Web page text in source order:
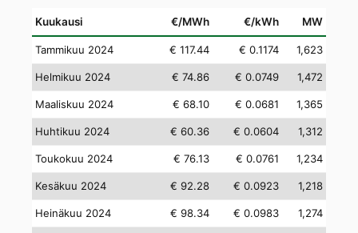
Kuukausi €/MWh €/kWh MW
Tammikuu 2024 € 117.44 € 0.1174 1,623
Helmikuu 2024 € 74.86 € 0.0749 1,472
Maaliskuu 2024 € 68.10 € 0.0681 1,365
Huhtikuu 2024 € 60.36 € 0.0604 1,312
Toukokuu 2024 € 76.13 € 0.0761 1,234
Kesäkuu 2024 € 92.28 € 0.0923 1,218
Heinäkuu 2024 € 98.34 € 0.0983 1,274